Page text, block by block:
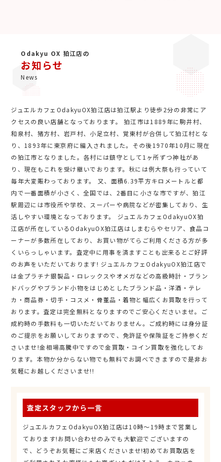
Odakyu OX 狛江店の
お知らせ
News
ジュエルカフェOdakyuOX狛江店は狛江駅より徒歩2分の非常にア
クセスの良い店舗となっております。 狛江市は1889年に駒井村、
和泉村、猪方村、岩戸村、小足立村、覚東村が合併して狛江村とな
り、1893年に東京府に編入されました。その後1970年10月に現在
の狛江市となりました。各村には鎮守として1ヶ所ずつ神社があ
り、現在もこれを受け継いでおります。秋には例大祭も行っていて
毎年大変賑わっております。 又、面積6.39平方キロメートルと都
内で一番面積が小さく、全国では、2番目に小さな市ですが、狛江
駅周辺には市役所や学校、スーパーや病院などが密集しており、生
活しやすい環境となっております。 ジュエルカフェOdakyuOX狛
江店が所在しているOdakyuOX狛江店はしまむらやセリア、食品コ
ーナーが多数所在しており、お買い物がてらご利用くださる方が多
くいらっしゃいます。査定中に用事を済ますことも出来るとご好評
のお声をいただいております! ジュエルカフェOdakyuOX狛江店で
は金プラチナ銀製品・ロレックスやオメガなどの高級時計・ブラン
ドバッグやブランド小物をはじめとしたブランド品・洋酒・テレ
カ・商品券・切手・コスメ・骨董品・着物と幅広くお買取を行って
おります。査定は完全無料となりますのでご安心くださいませ。ご
成約時の手数料も一切いただいておりません。ご成約時には身分証
のご提示をお願いしておりますので、免許証や保険証をご持参くだ
さいませ!金相場高騰中ですので金買取・コイン買取を強化してお
ります。本物か分からない物でも無料でお調べできますので是非お
気軽にお越しくださいませ!!
査定スタッフから一言
ジュエルカフェOdakyuOX狛江店は10時～19時まで営業し
ております!お問い合わせのみでも大歓迎でございますの
で、どうぞお気軽にご来店くださいませ!初めてお買取店を